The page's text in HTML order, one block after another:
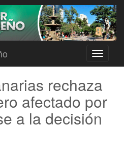
Toggle
rechaza
afectado por
a la decisión